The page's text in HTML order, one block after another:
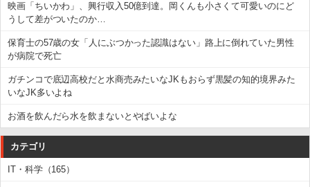
映画「ちいかわ」、興行収入50億到達。岡くんも小さくて可愛いのにど
うして差がついたのか…
保育士の57歳の女「人にぶつかった認識はない」路上に倒れていた男性
が病院で死亡
ガチンコで底辺高校だと水商売みたいなJKもおらず黒髪の知的境界みた
いなJK多いよね
お酒を飲んだら水を飲まないとやばいよな
カテゴリ
IT・科学（165）